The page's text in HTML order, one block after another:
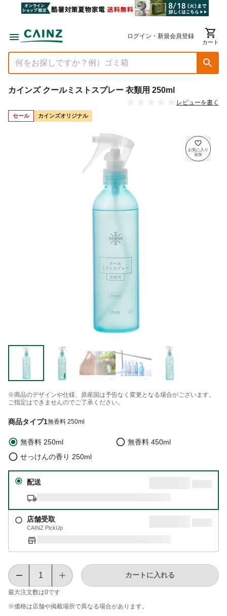
ログイン・新規会員登録
カート
カインズ クールミストスプレー 衣類用 250ml
レビューを書く
セール カインズオリジナル
※商品のデザインや仕様、原産国は予告なく変更となる場合がございます。
ご指定はできませんのでご了承ください。
商品タイプ1無香料 250ml
無香料 250ml
無香料 450ml
せっけんの香り 250ml
配送
店舗受取
CAINZ PickUp
最大注文数は0です
カートに入れる
※価格は​店舗や​掲載場所で​異なる​場合が​あります。